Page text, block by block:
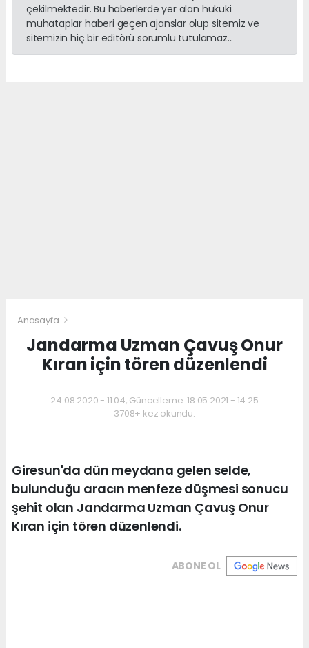
çekilmektedir. Bu haberlerde yer alan hukuki
muhataplar haberi geçen ajanslar olup sitemiz ve
sitemizin hiç bir editörü sorumlu tutulamaz...
Anasayfa
Jandarma Uzman Çavuş Onur
Kıran için tören düzenlendi
24.08.2020 - 11:04, Güncelleme: 18.05.2021 - 14:25
3708+ kez okundu.
Giresun'da dün meydana gelen selde,
bulunduğu aracın menfeze düşmesi sonucu
şehit olan Jandarma Uzman Çavuş Onur
Kıran için tören düzenlendi.
ABONE OL